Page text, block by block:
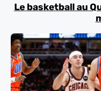
Le basketball au